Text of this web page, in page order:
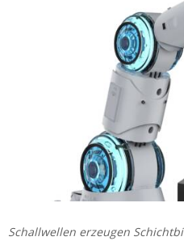
Schallwellen erzeugen